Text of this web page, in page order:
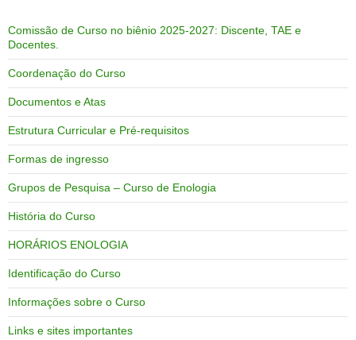
Comissão de Curso no biênio 2025-2027: Discente, TAE e
Docentes.
Coordenação do Curso
Documentos e Atas
Estrutura Curricular e Pré-requisitos
Formas de ingresso
Grupos de Pesquisa – Curso de Enologia
História do Curso
HORÁRIOS ENOLOGIA
Identificação do Curso
Informações sobre o Curso
Links e sites importantes